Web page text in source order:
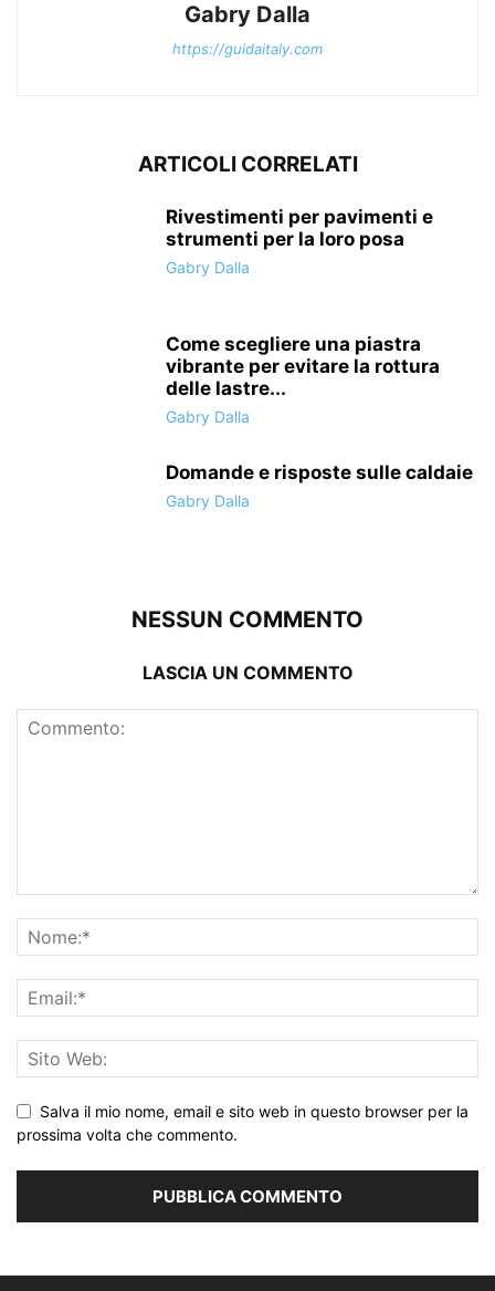
Gabry Dalla
https://guidaitaly.com
ARTICOLI CORRELATI
Rivestimenti per pavimenti e
strumenti per la loro posa
Gabry Dalla
Come scegliere una piastra
vibrante per evitare la rottura
delle lastre...
Gabry Dalla
Domande e risposte sulle caldaie
Gabry Dalla
NESSUN COMMENTO
LASCIA UN COMMENTO
Salva il mio nome, email e sito web in questo browser per la
prossima volta che commento.